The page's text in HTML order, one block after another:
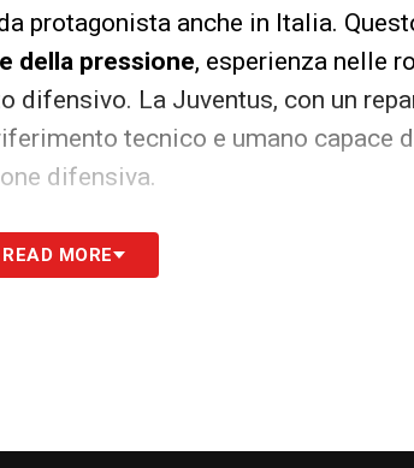
protagonista anche in Italia.
della pressione, esperienza nelle
difensivo. La Juventus, con un
tecnico e umano capace
difensiva.
chiave: sicurezza nei
sia stato spesso schierato nelle
READ MORE